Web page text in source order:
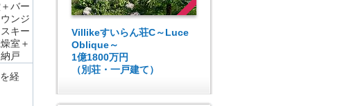
バー
ンジ
スキー
室＋
納戸
経
Villikeすいらん荘C～Luce
Oblique～
1億1800万円
（別荘・一戸建て）